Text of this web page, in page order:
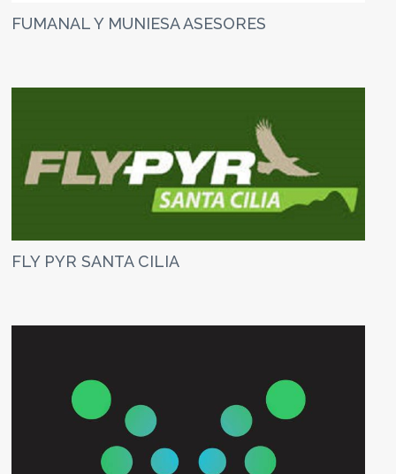
FUMANAL Y MUNIESA ASESORES
FLY PYR SANTA CILIA